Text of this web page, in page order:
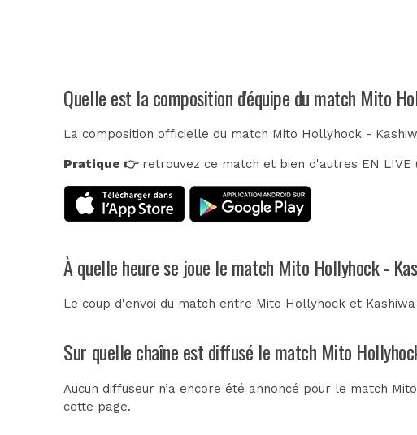
Quelle est la composition d'équipe du match Mito
La composition officielle du match Mito Hollyhock -
Pratique 👉retrouvez ce match et bien d'autres EN LIVE
À quelle heure se joue le match Mito Hollyhock -
Le coup d'envoi du match entre Mito Hollyhock et
Sur quelle chaîne est diffusé le match Mito
Aucun diffuseur n’a encore été annoncé pour le match
cette page.